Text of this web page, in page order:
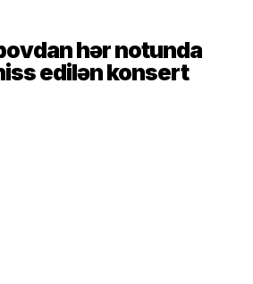
hər notunda
edilən konsert